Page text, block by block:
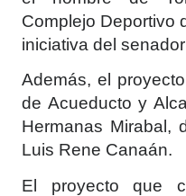
Complejo Deportivo
iniciativa del
Además, el
de Acueducto y
Hermanas Mirabal,
Luis Rene Canaán.
El proyecto que